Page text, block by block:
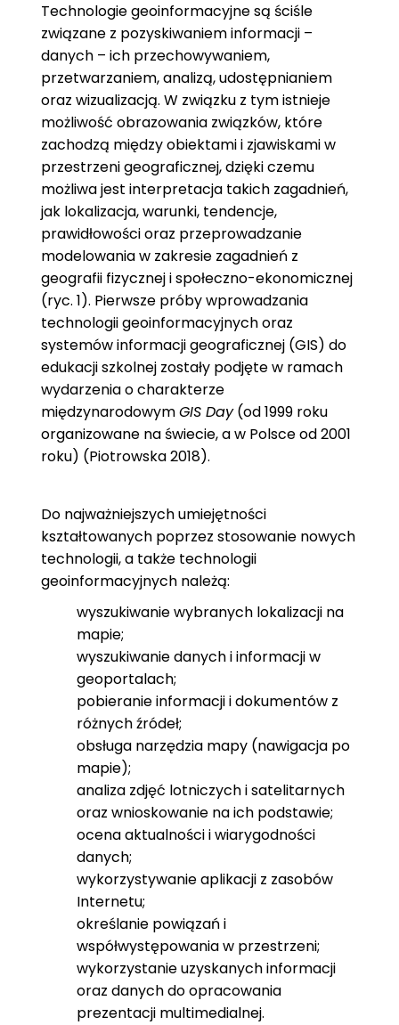
Technologie geoinformacyjne są ściśle
związane z pozyskiwaniem informacji –
danych – ich przechowywaniem,
przetwarzaniem, analizą, udostępnianiem
oraz wizualizacją. W związku z tym istnieje
możliwość obrazowania związków, które
zachodzą między obiektami i zjawiskami w
przestrzeni geograficznej, dzięki czemu
możliwa jest interpretacja takich zagadnień,
jak lokalizacja, warunki, tendencje,
prawidłowości oraz przeprowadzanie
modelowania w zakresie zagadnień z
geografii fizycznej i społeczno-ekonomicznej
(ryc. 1). Pierwsze próby wprowadzania
technologii geoinformacyjnych oraz
systemów informacji geograficznej (GIS) do
edukacji szkolnej zostały podjęte w ramach
wydarzenia o charakterze
międzynarodowymGIS Day(od 1999 roku
organizowane na świecie, a w Polsce od 2001
roku) (Piotrowska 2018).
Do najważniejszych umiejętności
kształtowanych poprzez stosowanie nowych
technologii, a także technologii
geoinformacyjnych należą:
wyszukiwanie wybranych lokalizacji na
mapie;
wyszukiwanie danych i informacji w
geoportalach;
pobieranie informacji i dokumentów z
różnych źródeł;
obsługa narzędzia mapy (nawigacja po
mapie);
analiza zdjęć lotniczych i satelitarnych
oraz wnioskowanie na ich podstawie;
ocena aktualności i wiarygodności
danych;
wykorzystywanie aplikacji z zasobów
Internetu;
określanie powiązań i
współwystępowania w przestrzeni;
wykorzystanie uzyskanych informacji
oraz danych do opracowania
prezentacji multimedialnej.